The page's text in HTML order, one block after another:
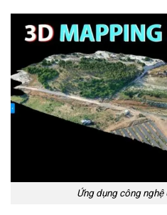
Ứng dụng công